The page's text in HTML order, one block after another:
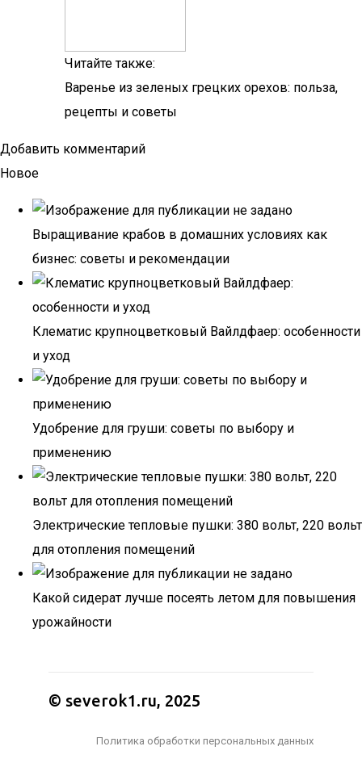
Читайте также:
Варенье из зеленых грецких орехов: польза,
рецепты и советы
Добавить комментарий
Новое
Выращивание крабов в домашних условиях как
бизнес: советы и рекомендации
Клематис крупноцветковый Вайлдфаер: особенности
и уход
Удобрение для груши: советы по выбору и
применению
Электрические тепловые пушки: 380 вольт, 220 вольт
для отопления помещений
Какой сидерат лучше посеять летом для повышения
урожайности
© severok1.ru, 2025
Политика обработки персональных данных